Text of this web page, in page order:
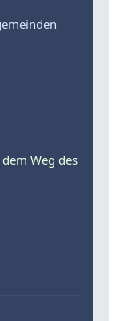
Weg des